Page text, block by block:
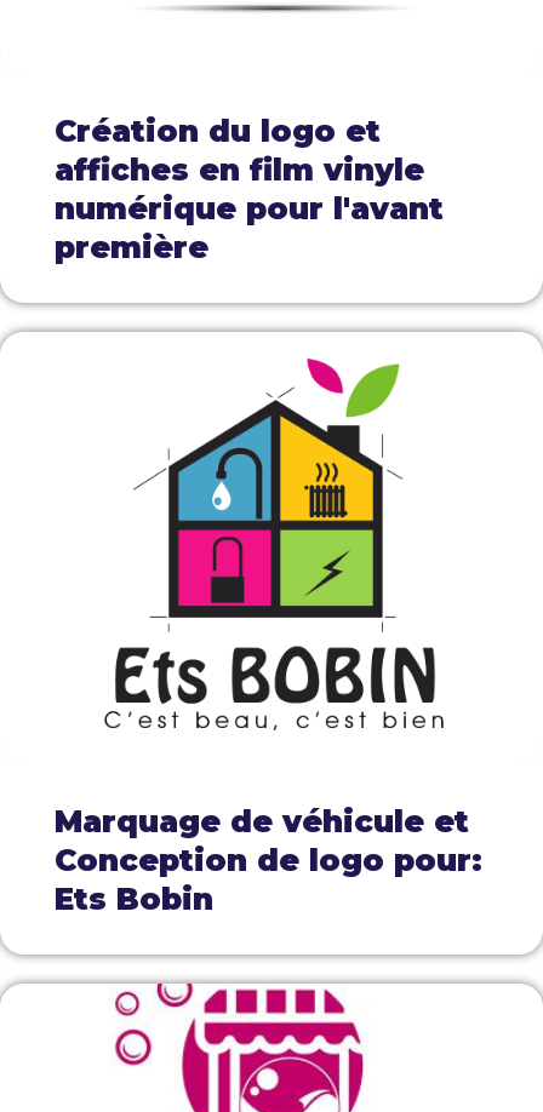
Création du logo et
affiches en film vinyle
numérique pour l'avant
première
Marquage de véhicule et
Conception de logo pour:
Ets Bobin